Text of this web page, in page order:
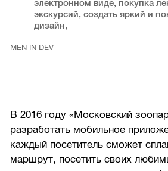
электронном виде, покупка
экскурсий, создать яркий и
дизайн,
MEN IN DEV
В 2016 году «Московский
разработать мобильное
каждый посетитель сможет
маршрут, посетить своих